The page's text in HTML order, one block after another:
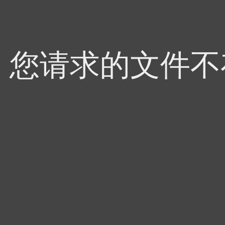
您请求的文件